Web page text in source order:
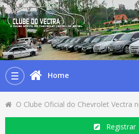
Toggle
navigation
Home
O Clube Oficial do Chevrolet Vectra
Registrar